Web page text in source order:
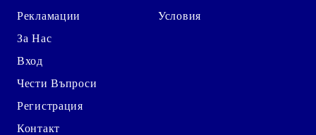
Рекламации
За Нас
Вход
Чести Въпроси
Регистрация
Контакт
Условия